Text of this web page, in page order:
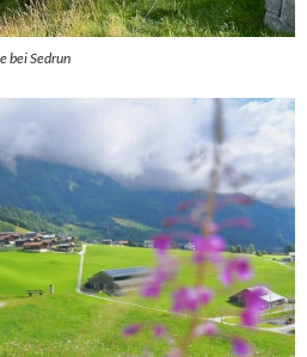
bei Sedrun